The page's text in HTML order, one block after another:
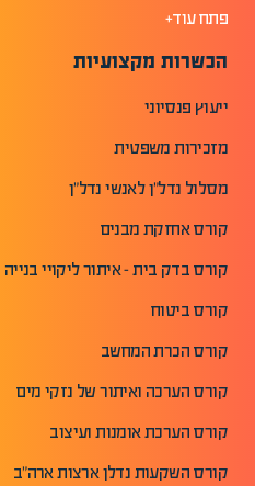
פתח עוד+
הכשרות מקצועיות
ייעוץ פנסיוני
מזכירות משפטית
מסלול נדל"ן לאנשי נדל"ן
קורס אחזקת מבנים
קורס בדק בית - איתור ליקויי בנייה
קורס ביטוח
קורס הכרת המחשב
קורס הערכה ואיתור של נזקי מים
קורס הערכת אומנות ועיצוב
קורס השקעות נדלן ארצות ארה"ב